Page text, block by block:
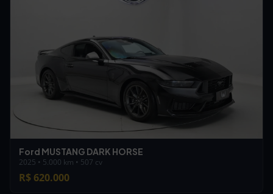
Ford MUSTANG DARK HORSE
2025 • 5.000 km • 507 cv
R$ 620.000